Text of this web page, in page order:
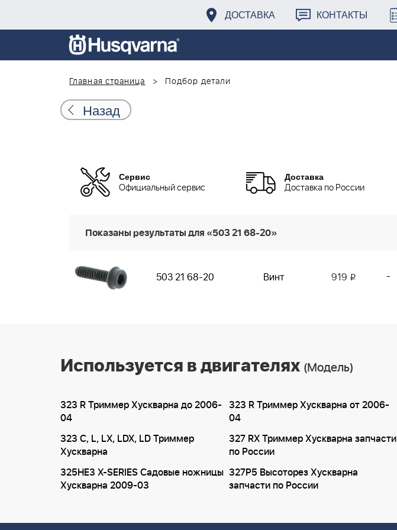
ДОСТАВКА КОНТАКТЫ
Главная страница
Подбор детали
Назад
Сервис
Официальный сервис
Доставка
Доставка по России
Показаны результаты для «503 21 68-20»
503 21 68-20 Винт 919 i -
Используется в двигателях (Модель)
323 R Триммер Хускварна до 2006-
04
323 R Триммер Хускварна от 2006-
04
323 C, L, LX, LDX, LD Триммер
Хускварна
327 RX Триммер Хускварна запчасти
по России
325HE3 X-SERIES Садовые ножницы
Хускварна 2009-03
327P5 Высоторез Хускварна
запчасти по России